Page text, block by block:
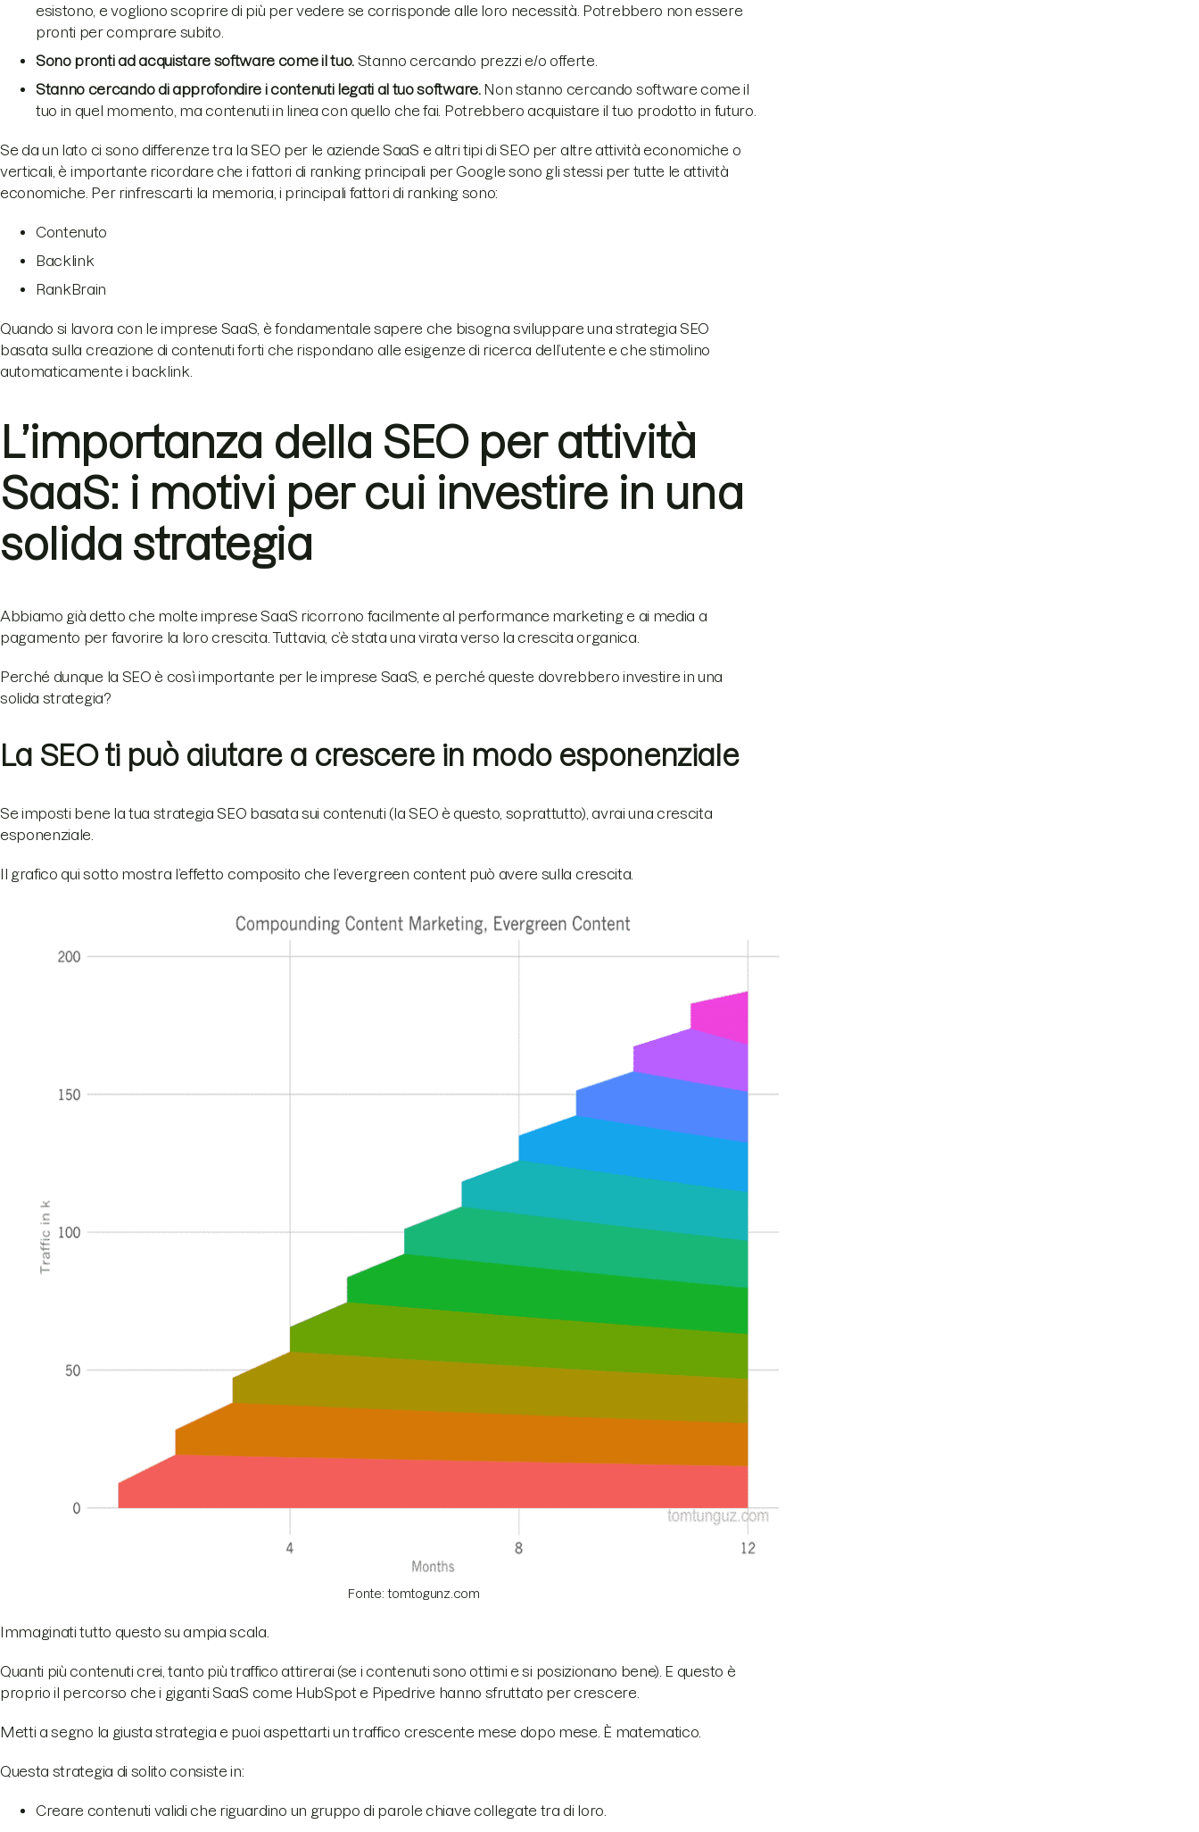
esistono, e vogliono scoprire di più per vedere se corrisponde alle loro necessità. Potrebbero non essere
pronti per comprare subito.
Sono pronti ad acquistare software come il tuo. Stanno cercando prezzi e/o offerte.
Stanno cercando di approfondire i contenuti legati al tuo software. Non stanno cercando software come il
tuo in quel momento, ma contenuti in linea con quello che fai. Potrebbero acquistare il tuo prodotto in futuro.
Se da un lato ci sono differenze tra la SEO per le aziende SaaS e altri tipi di SEO per altre attività economiche o
verticali, è importante ricordare che i fattori di ranking principali per Google sono gli stessi per tutte le attività
economiche. Per rinfrescarti la memoria, i principali fattori di ranking sono:
Contenuto
Backlink
RankBrain
Quando si lavora con le imprese SaaS, è fondamentale sapere che bisogna sviluppare una strategia SEO
basata sulla creazione di contenuti forti che rispondano alle esigenze di ricerca dell’utente e che stimolino
automaticamente i backlink.
L’importanza della SEO per attività
SaaS: i motivi per cui investire in una
solida strategia
Abbiamo già detto che molte imprese SaaS ricorrono facilmente al performance marketing e ai media a
pagamento per favorire la loro crescita. Tuttavia, c’è stata una virata verso la crescita organica.
Perché dunque la SEO è così importante per le imprese SaaS, e perché queste dovrebbero investire in una
solida strategia?
La SEO ti può aiutare a crescere in modo esponenziale
Se imposti bene la tua strategia SEO basata sui contenuti (la SEO è questo, soprattutto), avrai una crescita
esponenziale.
Il grafico qui sotto mostra l’effetto composito che l’evergreen content può avere sulla crescita.
Fonte: tomtogunz.com
Immaginati tutto questo su ampia scala.
Quanti più contenuti crei, tanto più traffico attirerai (se i contenuti sono ottimi e si posizionano bene). E questo è
proprio il percorso che i giganti SaaS come HubSpot e Pipedrive hanno sfruttato per crescere.
Metti a segno la giusta strategia e puoi aspettarti un traffico crescente mese dopo mese. È matematico.
Questa strategia di solito consiste in:
Creare contenuti validi che riguardino un gruppo di parole chiave collegate tra di loro.